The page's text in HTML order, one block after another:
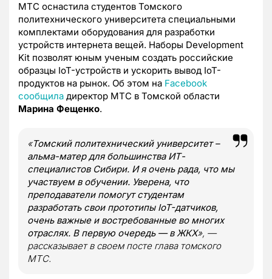
МТС оснастила студентов Томского
политехнического университета специальными
комплектами оборудования для разработки
устройств интернета вещей. Наборы Development
Kit позволят юным ученым создать российские
образцы IoT-устройств и ускорить вывод IoT-
продуктов на рынок. Об этом на Facebook
сообщила директор МТС в Томской области
Марина Фещенко.
«Томский политехнический университет –
альма-матер для большинства ИТ-
специалистов Сибири. И я очень рада, что мы
участвуем в обучении. Уверена, что
преподаватели помогут студентам
разработать свои прототипы IoT-датчиков,
очень важные и востребованные во многих
отраслях. В первую очередь — в ЖКХ», —
рассказывает в своем посте глава томского
МТС.